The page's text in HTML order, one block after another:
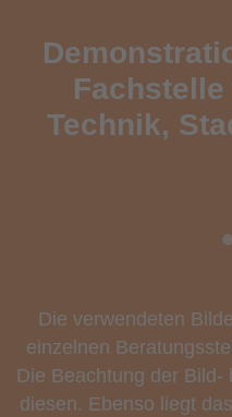
Fachstelle
Technik,
Die verwendeten
einzelnen
Die Beachtung der Bild-
diesen. Ebenso liegt